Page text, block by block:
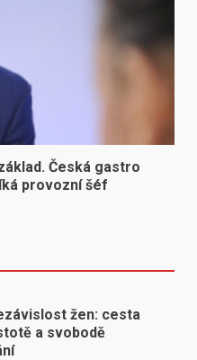
Česká gastro
provozní šéf
žen: cesta
a svobodě